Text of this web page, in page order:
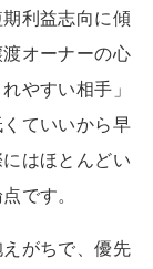
利益志向に傾
オーナーの心
やすい相手」
ていいから早
はほとんどい
です。
がちで、優先